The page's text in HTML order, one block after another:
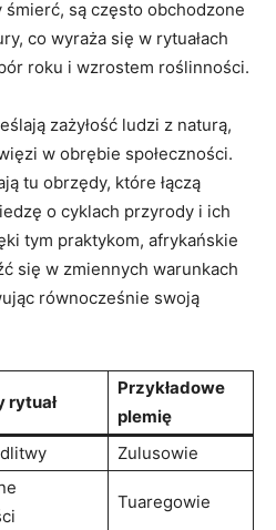
są często obchodzone
co wyraża się w rytuałach
roku i wzrostem roślinności.
zażyłość ludzi z naturą,
w obrębie społeczności.
tu obrzędy, które łączą
o cyklach przyrody i ich
tym praktykom, afrykańskie
się w zmiennych warunkach
równocześnie swoją
rytuał
Przykładowe
plemię
Zulusowie
Tuaregowie